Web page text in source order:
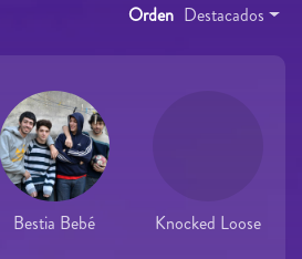
Orden Destacados
Bestia Bebé Knocked Loose